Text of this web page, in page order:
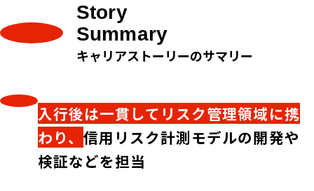
Story
Summary
キャリアストーリーのサマリー
入行後は一貫してリスク管理領域に携
わり、信用リスク計測モデルの開発や
検証などを担当